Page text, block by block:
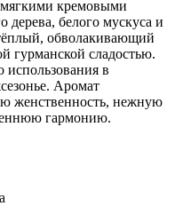
кремовыми
дерева, белого мускуса и
обволакивающий
гурманской сладостью.
использования в
Аромат
женственность, нежную
гармонию.